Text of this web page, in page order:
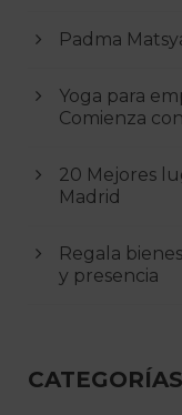
Padma
Yoga para
Comienza
20 Mejores
Madrid
Regala
y presencia
CATEGORÍAS